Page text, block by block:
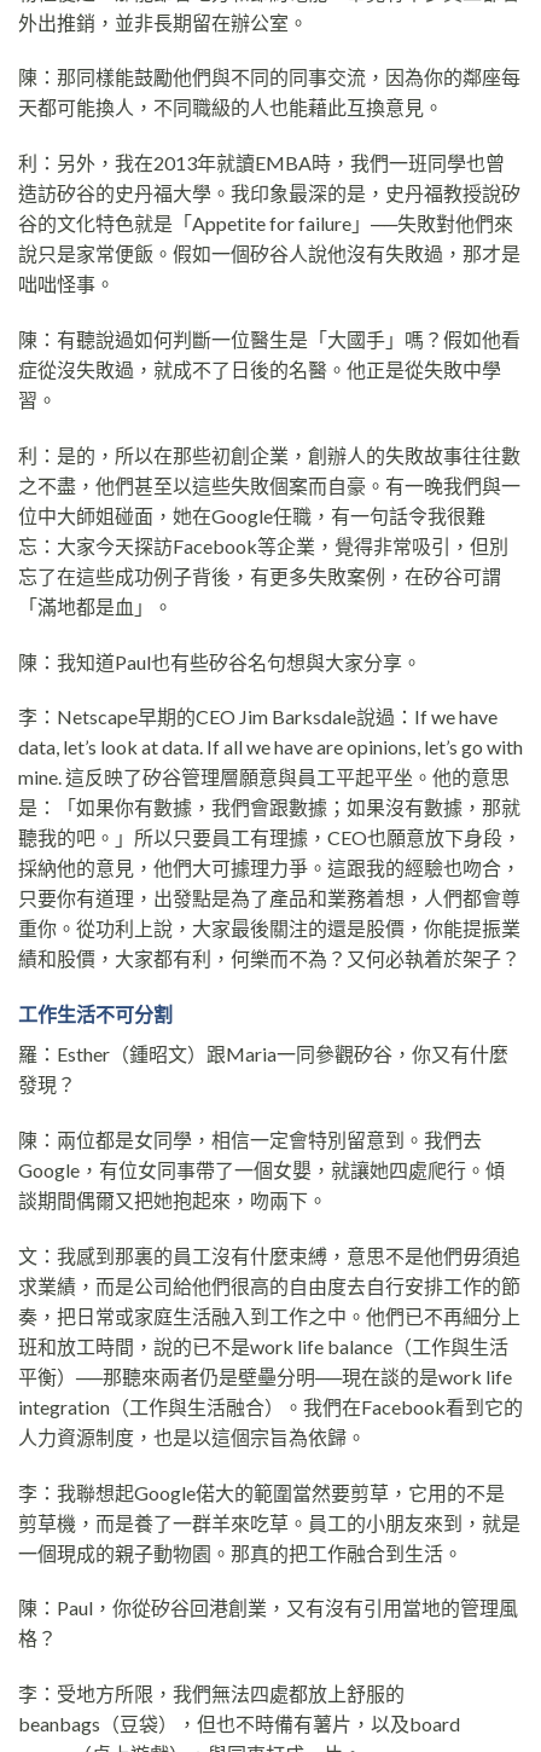
外出推銷，並非長期留在辦公室。
陳：那同樣能鼓勵他們與不同的同事交流，因為你的鄰座每
天都可能換人，不同職級的人也能藉此互換意見。
利：另外，我在2013年就讀EMBA時，我們一班同學也曾
造訪矽谷的史丹福大學。我印象最深的是，史丹福教授說矽
谷的文化特色就是「Appetite for failure」──失敗對他們來
說只是家常便飯。假如一個矽谷人說他沒有失敗過，那才是
咄咄怪事。
陳：有聽說過如何判斷一位醫生是「大國手」嗎？假如他看
症從沒失敗過，就成不了日後的名醫。他正是從失敗中學
習。
利：是的，所以在那些初創企業，創辦人的失敗故事往往數
之不盡，他們甚至以這些失敗個案而自豪。有一晚我們與一
位中大師姐碰面，她在Google任職，有一句話令我很難
忘：大家今天探訪Facebook等企業，覺得非常吸引，但別
忘了在這些成功例子背後，有更多失敗案例，在矽谷可謂
「滿地都是血」。
陳：我知道Paul也有些矽谷名句想與大家分享。
李：Netscape早期的CEO Jim Barksdale說過：If we have
data, let’s look at data. If all we have are opinions, let’s go with
mine. 這反映了矽谷管理層願意與員工平起平坐。他的意思
是：「如果你有數據，我們會跟數據；如果沒有數據，那就
聽我的吧。」所以只要員工有理據，CEO也願意放下身段，
採納他的意見，他們大可據理力爭。這跟我的經驗也吻合，
只要你有道理，出發點是為了產品和業務着想，人們都會尊
重你。從功利上說，大家最後關注的還是股價，你能提振業
績和股價，大家都有利，何樂而不為？又何必執着於架子？
工作生活不可分割
羅：Esther（鍾昭文）跟Maria一同參觀矽谷，你又有什麼
發現？
陳：兩位都是女同學，相信一定會特別留意到。我們去
Google，有位女同事帶了一個女嬰，就讓她四處爬行。傾
談期間偶爾又把她抱起來，吻兩下。
文：我感到那裏的員工沒有什麼束縛，意思不是他們毋須追
求業績，而是公司給他們很高的自由度去自行安排工作的節
奏，把日常或家庭生活融入到工作之中。他們已不再細分上
班和放工時間，說的已不是work life balance（工作與生活
平衡）──那聽來兩者仍是壁壘分明──現在談的是work life
integration（工作與生活融合）。我們在Facebook看到它的
人力資源制度，也是以這個宗旨為依歸。
李：我聯想起Google偌大的範圍當然要剪草，它用的不是
剪草機，而是養了一群羊來吃草。員工的小朋友來到，就是
一個現成的親子動物園。那真的把工作融合到生活。
陳：Paul，你從矽谷回港創業，又有沒有引用當地的管理風
格？
李：受地方所限，我們無法四處都放上舒服的
beanbags（豆袋），但也不時備有薯片，以及board